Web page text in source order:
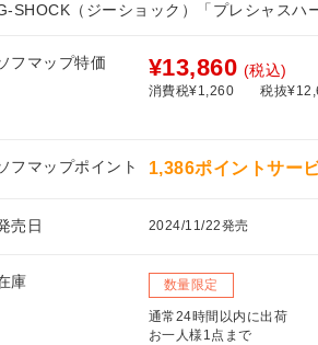
SHOCK（ジーショック）「プレシャスハ
フマップ特価 ¥13,860 (税込)
消費税¥1,260 税抜
フマップポイント 1,386ポイントサー
売日 2024/11/22発売
庫 数量限定
通常24時間以内に出荷
お一人様1点まで